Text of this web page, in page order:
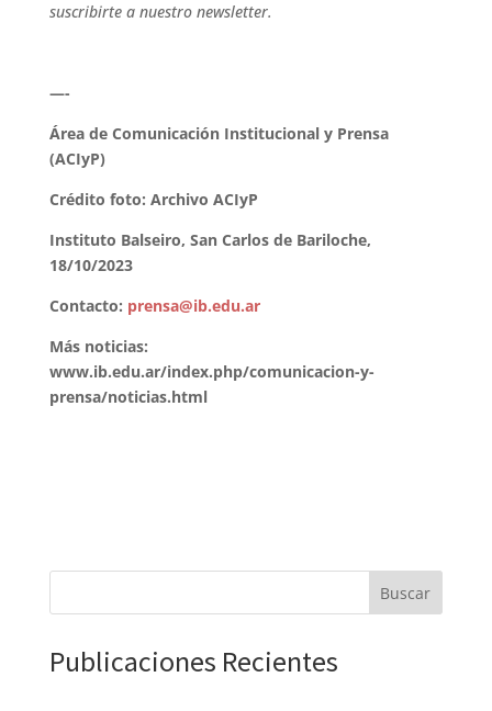
suscribirte a nuestro newsletter.
—-
Área de Comunicación Institucional y Prensa
(ACIyP)
Crédito foto: Archivo ACIyP
Instituto Balseiro, San Carlos de Bariloche,
18/10/2023
Contacto: prensa@ib.edu.ar
Más noticias:
www.ib.edu.ar/index.php/comunicacion-y-
prensa/noticias.html
Buscar
Publicaciones Recientes